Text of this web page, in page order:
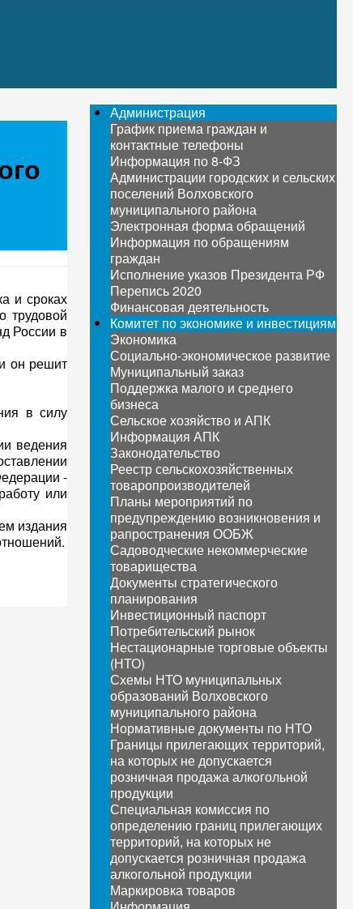
и сроках
трудовой
России в
он решит
в силу
ведения
-
или
издания
Администрация
График приема граждан и
контактные телефоны
Информация по 8-ФЗ
Администрации городских и сельских
поселений Волховского
муниципального района
Электронная форма обращений
Информация по обращениям
граждан
Исполнение указов Президента РФ
Перепись 2020
Финансовая деятельность
Комитет по экономике и инвестициям
Экономика
Социально-экономическое развитие
Муниципальный заказ
Поддержка малого и среднего
бизнеса
Сельское хозяйство и АПК
Информация АПК
Законодательство
Реестр сельскохозяйственных
товаропроизводителей
Планы мероприятий по
предупреждению возникновения и
рапространения ООБЖ
Садоводческие некоммерческие
товарищества
Документы стратегического
планирования
Инвестиционный паспорт
Потребительский рынок
Нестационарные торговые объекты
(НТО)
Схемы НТО муниципальных
образований Волховского
муниципального района
Нормативные документы по НТО
Границы прилегающих территорий,
на которых не допускается
розничная продажа алкогольной
продукции
Специальная комиссия по
определению границ прилегающих
территорий, на которых не
допускается розничная продажа
алкогольной продукции
Маркировка товаров